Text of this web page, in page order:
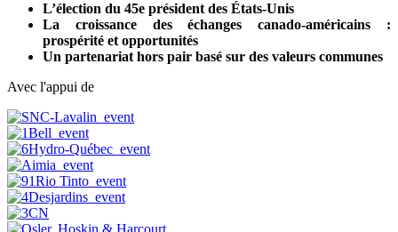
‎L’élection du 45e président des États-Unis
La croissance des échanges canado-américains :
prospérité et opportunités
Un partenariat hors pair basé sur des valeurs communes
Avec l'appui de